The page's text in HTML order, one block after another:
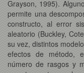
Grayson, 1995).
permite una
constructo, al error
aleatorio (Buckley,
su vez, distintos
efectos de método,
número de rasgos y